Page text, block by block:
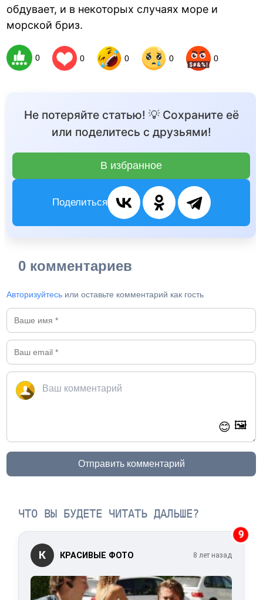
обдувает, и в некоторых случаях море и
морской бриз.
0 0 0 0 0
Не потеряйте статью! 💡 Сохраните её
или поделитесь с друзьями!
В избранное
Поделиться
0 комментариев
Авторизуйтесь или оставьте комментарий как гость
😊 🖼️
Отправить комментарий
ЧТО ВЫ БУДЕТЕ ЧИТАТЬ ДАЛЬШЕ?
9
К КРАСИВЫЕ ФОТО 8 лет назад